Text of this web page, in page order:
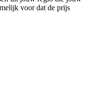
voor dat de prijs